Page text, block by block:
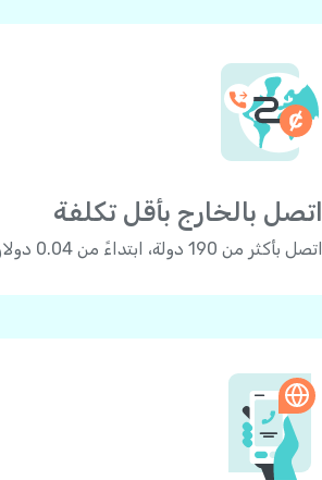
اتصل بالخارج بأقل تكلفة
اتصل بأكثر من 190 دولة، ابتداءً من 0.04 دولار للدقيقة.